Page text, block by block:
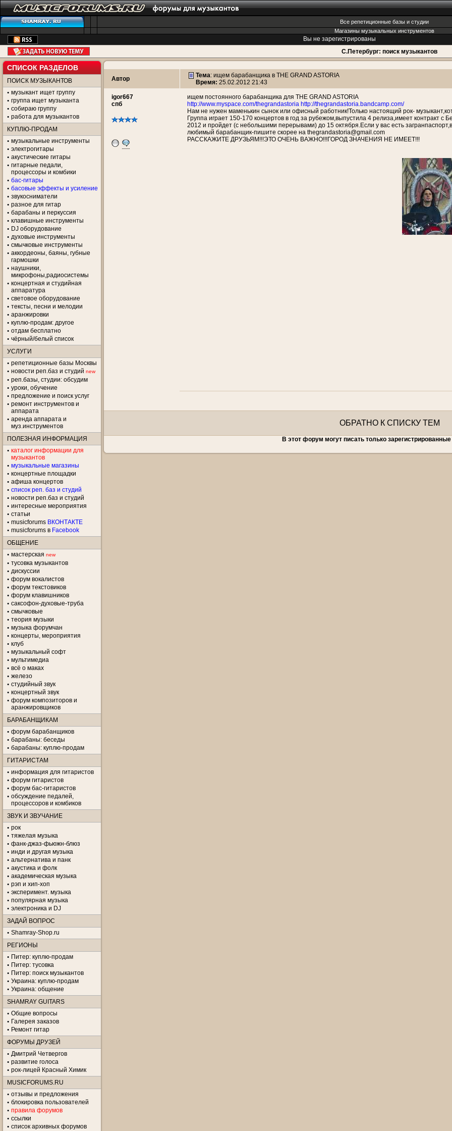
Все репетиционные базы и студии
Магазины музыкальных инструментов
Вы не зарегистрированы
С.Петербург: поиск музыкантов
СПИСОК РАЗДЕЛОВ
ПОИСК МУЗЫКАНТОВ
музыкант ищет группу
группа ищет музыканта
собираю группу
работа для музыкантов
КУПЛЮ-ПРОДАМ
музыкальные инструменты
электрогитары
акустические гитары
гитарные педали,
процессоры и комбики
бас-гитары
басовые эффекты и усиление
звукосниматели
разное для гитар
барабаны и перкуссия
клавишные инструменты
DJ оборудование
духовые инструменты
смычковые инструменты
аккордеоны, баяны, губные
гармошки
наушники,
микрофоны,радиосистемы
концертная и студийная
аппаратура
световое оборудование
тексты, песни и мелодии
аранжировки
куплю-продам: другое
отдам бесплатно
чёрный/белый список
УСЛУГИ
репетиционные базы Москвы
новости реп.баз и студий new
реп.базы, студии: обсудим
уроки, обучение
предложение и поиск услуг
ремонт инструментов и
аппарата
аренда аппарата и
муз.инструментов
ПОЛЕЗНАЯ ИНФОРМАЦИЯ
каталог информации для
музыкантов
музыкальные магазины
концертные площадки
aфиша концертов
список реп. баз и студий
новости реп.баз и студий
интересные мероприятия
статьи
musicforums ВКОНТАКТЕ
musicforums в Facebook
ОБЩЕНИЕ
мастерская new
тусовка музыкантов
дискуссии
форум вокалистов
форум текстовиков
форум клавишников
саксофон-духовые-труба
смычковые
теория музыки
музыка форумчан
концерты, мероприятия
клуб
музыкальный софт
мультимедиа
всё о маках
железо
студийный звук
концертный звук
форум композиторов и
аранжировщиков
БАРАБАНЩИКАМ
форум барабанщиков
барабаны: беседы
барабаны: куплю-продам
ГИТАРИСТАМ
информация для гитаристов
форум гитаристов
форум бас-гитаристов
обсуждение педалей,
процессоров и комбиков
ЗВУК И ЗВУЧАНИЕ
рок
тяжелая музыка
фанк-джаз-фьюжн-блюз
инди и другая музыка
альтернатива и панк
акустика и фолк
академическая музыка
рэп и хип-хоп
эксперимент. музыка
популярная музыка
электроника и DJ
ЗАДАЙ ВОПРОС
Shamray-Shop.ru
РЕГИОНЫ
Питер: куплю-продам
Питер: тусовка
Питер: поиск музыкантов
Украина: куплю-продам
Украина: общение
SHAMRAY GUITARS
Общие вопросы
Галерея заказов
Ремонт гитар
ФОРУМЫ ДРУЗЕЙ
Дмитрий Четвергов
развитие голоса
рок-лицей Красный Химик
MUSICFORUMS.RU
отзывы и предложения
блокировка пользователей
правила форумов
ссылки
список архивных форумов
Автор Тема: ищем барабанщика в THE GRAND ASTORIA
Время: 25.02.2012 21:43
igor667
спб
ищем постоянного барабанщика для THE GRAND ASTORIA
http://www.myspace.com/thegrandastoria http://thegrandastoria.bandcamp.com/
Нам не нужен маменькин сынок или офисный работник!Только настоящий рок-
Группа играет 150-170 концертов в год за рубежом,выпустила 4 релиза,имеет контракт
2012 и пройдет (с небольшими перерывами) до 15 октября.Если у вас есть
любимый барабанщик-пишите скорее на thegrandastoria@gmail.com
РАССКАЖИТЕ ДРУЗЬЯМ!!!ЭТО ОЧЕНЬ ВАЖНО!!!ГОРОД ЗНАЧЕНИЯ НЕ ИМЕЕТ!!!
ОБРАТНО К СПИСКУ ТЕМ
В этот форум могут писать только